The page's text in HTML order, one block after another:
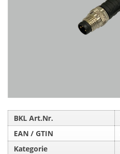
BKL Art.Nr.
EAN / GTIN
Kategorie